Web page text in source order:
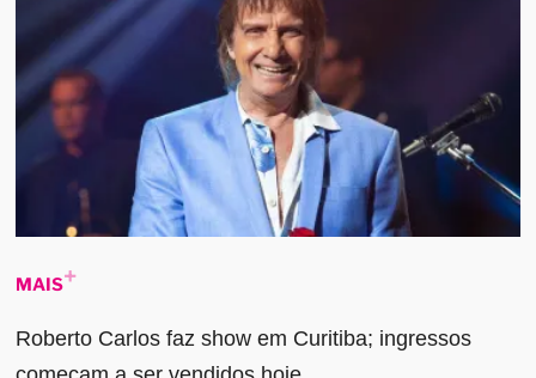
MAIS
Roberto Carlos faz show em Curitiba; ingressos